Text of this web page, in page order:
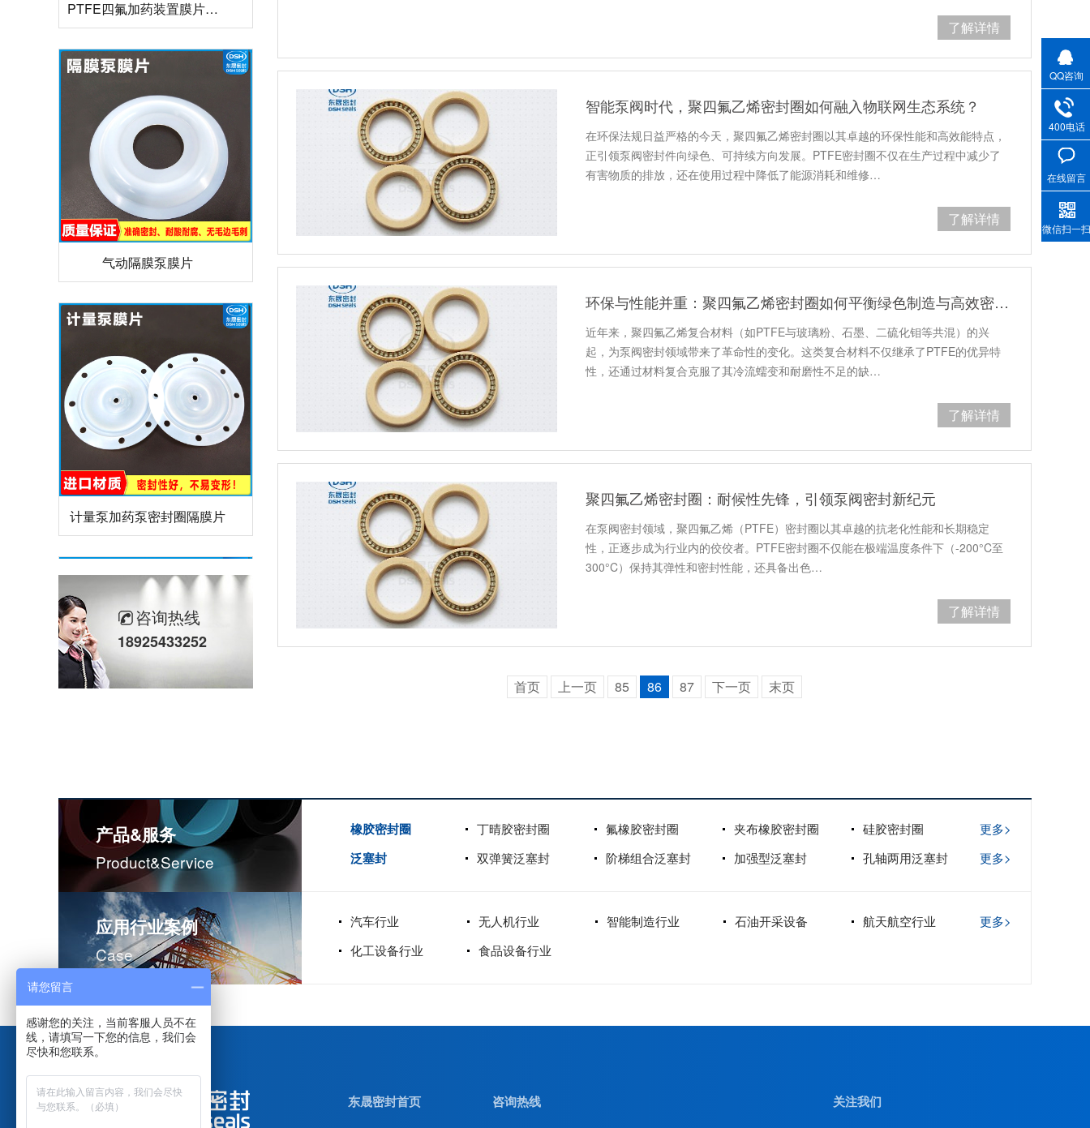
了解详情
智能泵阀时代，聚四氟乙烯密封圈如何融入物联网生态系统？
在环保法规日益严格的今天，聚四氟乙烯密封圈以其卓越的环保性能和高效能特点，
正引领泵阀密封件向绿色、可持续方向发展。PTFE密封圈不仅在生产过程中减少了
有害物质的排放，还在使用过程中降低了能源消耗和维修…
了解详情
环保与性能并重：聚四氟乙烯密封圈如何平衡绿色制造与高效密封？
近年来，聚四氟乙烯复合材料（如PTFE与玻璃粉、石墨、二硫化钼等共混）的兴
起，为泵阀密封领域带来了革命性的变化。这类复合材料不仅继承了PTFE的优异特
性，还通过材料复合克服了其冷流蠕变和耐磨性不足的缺…
了解详情
聚四氟乙烯密封圈：耐候性先锋，引领泵阀密封新纪元
在泵阀密封领域，聚四氟乙烯（PTFE）密封圈以其卓越的抗老化性能和长期稳定
性，正逐步成为行业内的佼佼者。PTFE密封圈不仅能在极端温度条件下（-200°C至
300°C）保持其弹性和密封性能，还具备出色…
了解详情
首页 上一页 85 86 87 下一页 末页
气动隔膜泵膜片
计量泵加药泵密封圈隔膜片
咨询热线
18925433252
产品&服务
Product&service
橡胶密封圈 丁晴胶密封圈 氟橡胶密封圈 夹布橡胶密封圈 硅胶密封圈 更多>
泛塞封 双弹簧泛塞封 阶梯组合泛塞封 加强型泛塞封 孔轴两用泛塞封 更多>
应用行业案例
Case
汽车行业 无人机行业 智能制造行业 石油开采设备
航天航空行业
化工设备行业
食品设备行业
更多>
东晟密封首页 咨询热线 关注我们
QQ咨询
400电话
在线留言
微信扫一扫
请您留言
感谢您的关注，当前客服人员不在
线，请填写一下您的信息，我们会
尽快和您联系。